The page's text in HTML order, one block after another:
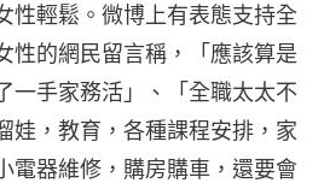
性輕鬆。微博上有表態支持全
性的網民留言稱，「應該算是
一手家務活」、「全職太太不
娃，教育，各種課程安排，家
電器維修，購房購車，還要會